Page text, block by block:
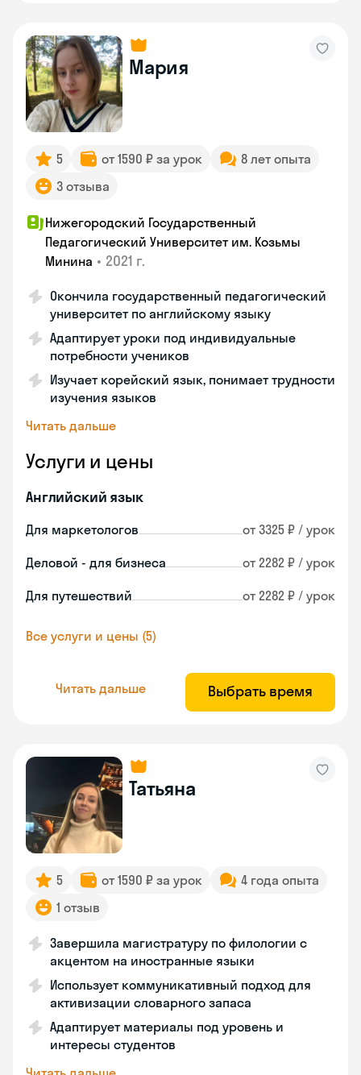
Мария
5 от 1590 ₽ за урок
8 лет опыта
3 отзыва
Нижегородский Государственный
Педагогический Университет им. Козьмы
Минина • 2021 г.
Окончила государственный педагогический
университет по английскому языку
Адаптирует уроки под индивидуальные
потребности учеников
Изучает корейский язык, понимает трудности
изучения языков
Читать дальше
Услуги и цены
Английский язык
Для маркетологов от 3325 ₽ / урок
Деловой - для бизнеса от 2282 ₽ / урок
Для путешествий от 2282 ₽ / урок
Все услуги и цены (5)
Читать дальше Выбрать время
Татьяна
5 от 1590 ₽ за урок
4 года опыта
1 отзыв
Завершила магистратуру по филологии с
акцентом на иностранные языки
Использует коммуникативный подход для
активизации словарного запаса
Адаптирует материалы под уровень и
интересы студентов